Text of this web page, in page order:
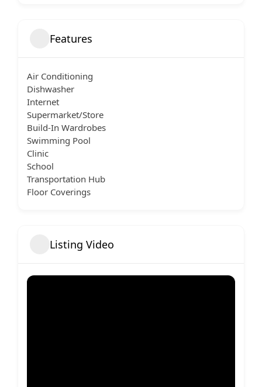
Features
Air Conditioning
Dishwasher
Internet
Supermarket/Store
Build-In Wardrobes
Swimming Pool
Clinic
School
Transportation Hub
Floor Coverings
Listing Video